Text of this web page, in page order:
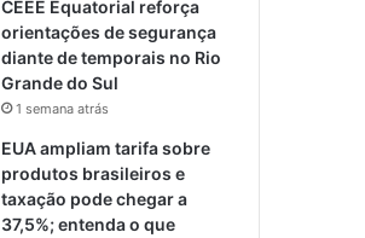
CEEE Equatorial reforça
orientações de segurança
diante de temporais no Rio
Grande do Sul
1 semana atrás
EUA ampliam tarifa sobre
produtos brasileiros e
taxação pode chegar a
37,5%; entenda o que